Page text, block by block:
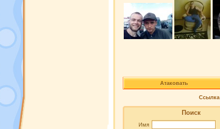
Атаковать
Ссылка
Поиск
Имя